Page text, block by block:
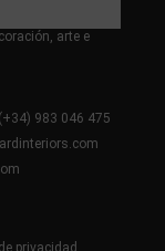
arte e
(+34) 983 046 475
privacidad